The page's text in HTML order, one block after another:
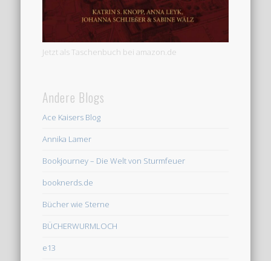
Jetzt als Taschenbuch bei amazon.de
Andere Blogs
Ace Kaisers Blog
Annika Lamer
Bookjourney – Die Welt von Sturmfeuer
booknerds.de
Bücher wie Sterne
BÜCHERWURMLOCH
e13